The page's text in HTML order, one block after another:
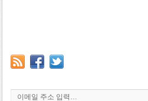
이메일 주소 입력…